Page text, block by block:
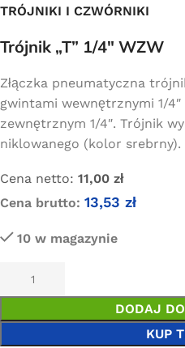
TRÓJNIKI I CZWÓRNIKI
Trójnik „T” 1/4″ WZW
Złączka pneumatyczna
gwintami wewnętrznymi 1/
zewnętrznym 1/4″. Trójnik
niklowanego (kolor srebrny).
Cena netto: 11,00 zł
Cena brutto: 13,53 zł
10 w magazynie
DODAJ
KUP